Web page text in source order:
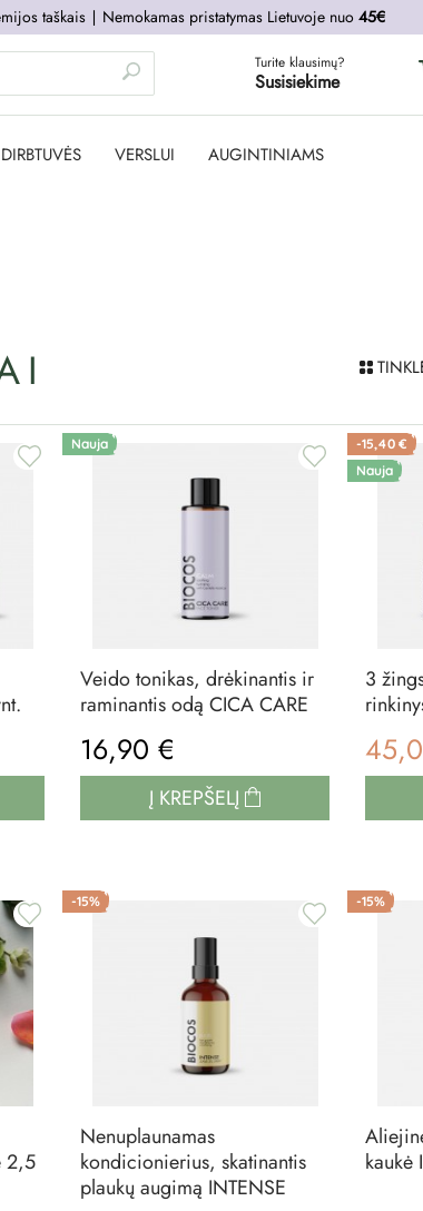
taškais ∣ Nemokamas pristatymas Lietuvoje nuo45€
Turite klausimų?
Susisiekime
DIRBTUVĖS VERSLUI AUGINTINIAMS
Nauja
Veido tonikas, drėkinantis ir
raminantis odą CICA CARE
16,90 €
Į KREPŠELĮ
-15,40 €
Nauja
3
2,5
-15%
Nenuplaunamas
kondicionierius, skatinantis
plaukų augimą INTENSE
-15%
kaukė